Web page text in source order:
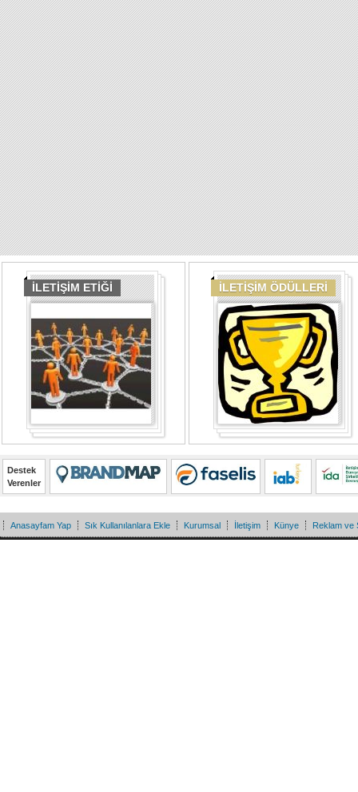
İLETİŞİM ETİĞİ İLETİŞİM ÖDÜLLERİ
Destek
Verenler
Anasayfam Yap Sık Kullanılanlara Ekle Kurumsal İletişim Künye Reklam ve